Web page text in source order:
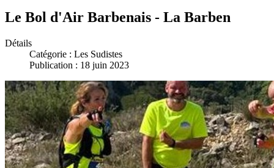
Le Bol d'Air Barbenais - La Barben
Détails
Catégorie : Les Sudistes
Publication : 18 juin 2023